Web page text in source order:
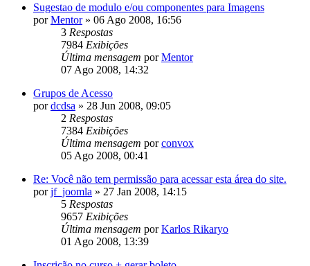
Sugestao de modulo e/ou componentes para Imagens
porMentor» 06 Ago 2008, 16:56
3 Respostas
7984 Exibições
Última mensagem porMentor
07 Ago 2008, 14:32
Grupos de Acesso
pordcdsa » 28 Jun 2008, 09:05
2 Respostas
7384 Exibições
Última mensagem porconvox
05 Ago 2008, 00:41
Re: Você não tem permissão para acessar esta área do site.
porjf_joomla » 27 Jan 2008, 14:15
5 Respostas
9657 Exibições
Última mensagem porKarlos Rikaryo
01 Ago 2008, 13:39